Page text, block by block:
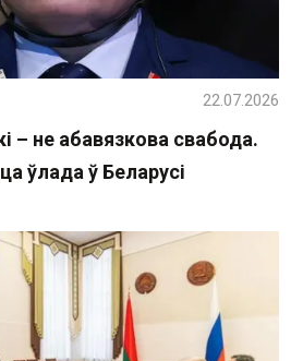
– не абавязкова свабода.
ўлада ў Беларусі
22.07.2026